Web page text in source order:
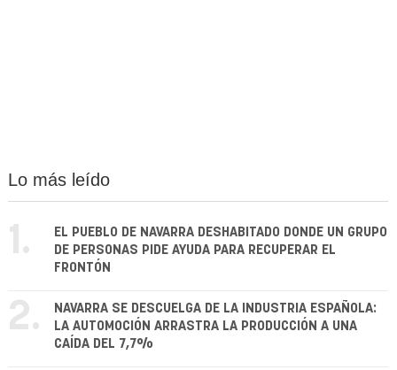
Lo más leído
1.
EL PUEBLO DE NAVARRA DESHABITADO DONDE UN GRUPO
DE PERSONAS PIDE AYUDA PARA RECUPERAR EL
FRONTÓN
2.
NAVARRA SE DESCUELGA DE LA INDUSTRIA ESPAÑOLA:
LA AUTOMOCIÓN ARRASTRA LA PRODUCCIÓN A UNA
CAÍDA DEL 7,7%